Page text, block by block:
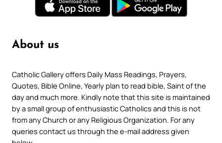
About us
Catholic Gallery offers Daily Mass Readings, Prayers,
Quotes, Bible Online, Yearly plan to read bible, Saint of the
day and much more. Kindly note that this site is maintained
by a small group of enthusiastic Catholics and this is not
from any Church or any Religious Organization. For any
queries contact us through the e-mail address given